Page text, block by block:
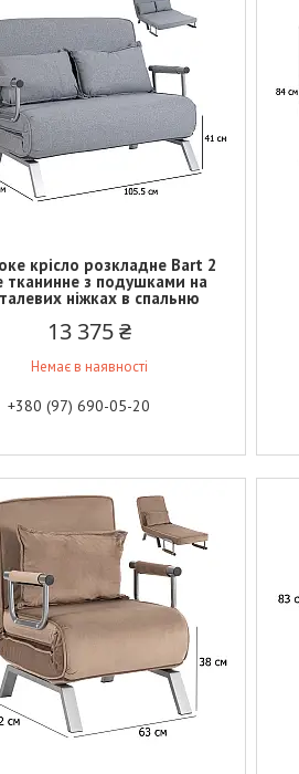
крісло розкладне Bart 2
тканинне з подушками на
ніжках в спальню
13 375 ₴
Немає в наявності
+380 (97) 690-05-20